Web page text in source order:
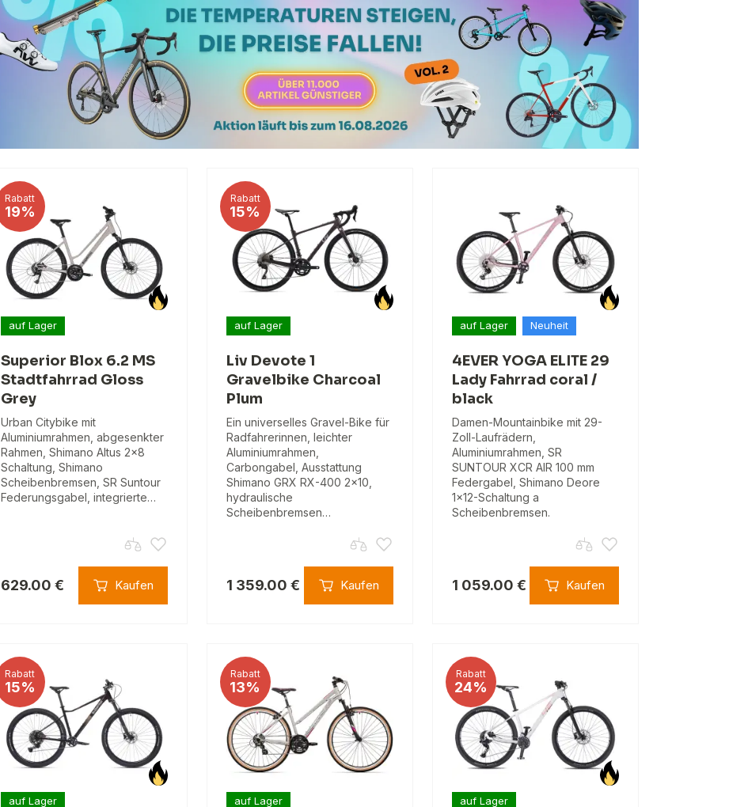
Rabatt
19%
auf Lager
Superior Blox 6.2 MS
Stadtfahrrad Gloss
Grey
Urban Citybike mit
Aluminiumrahmen, abgesenkter
Rahmen, Shimano Altus 2x8
Schaltung, Shimano
Scheibenbremsen, SR Suntour
Federungsgabel, integrierte…
629.00 € Kaufen
Rabatt
15%
auf Lager
Liv Devote 1
Gravelbike Charcoal
Plum
Ein universelles Gravel-Bike für
Radfahrerinnen, leichter
Aluminiumrahmen,
Carbongabel, Ausstattung
Shimano GRX RX-400 2x10,
hydraulische
Scheibenbremsen…
1 359.00 € Kaufen
auf Lager Neuheit
4EVER YOGA ELITE 29
Lady Fahrrad coral /
black
Damen-Mountainbike mit 29-
Zoll-Laufrädern,
Aluminiumrahmen, SR
SUNTOUR XCR AIR 100 mm
Federgabel, Shimano Deore
1x12-Schaltung a
Scheibenbremsen.
1 059.00 € Kaufen
Rabatt
15%
auf Lager
Rabatt
13%
auf Lager
Rabatt
24%
auf Lager